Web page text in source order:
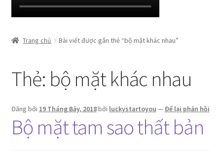
Tài khoản
Trang chủ Bài viết được gắn thẻ “bộ mặt khác nhau”
Thẻ: bộ mặt khác nhau
Đăng bởi 19 Tháng Bảy, 2018bởi luckystartoyou —Để lại phản hồi
Bộ mặt tam sao thất bản